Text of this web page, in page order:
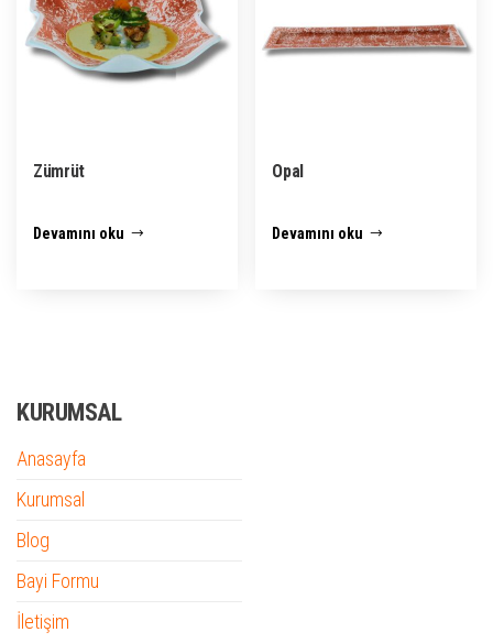
Zümrüt
Devamını oku
Opal
Devamını oku
KURUMSAL
Anasayfa
Kurumsal
Blog
Bayi Formu
İletişim